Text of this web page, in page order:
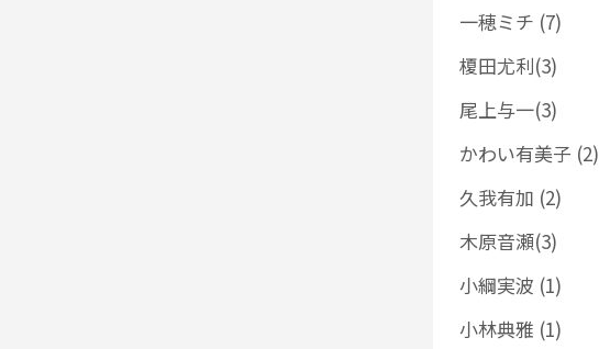
一穂ミチ (7)
榎田尤利(3)
尾上与一(3)
かわい有美子 (2)
久我有加 (2)
木原音瀬(3)
小綱実波 (1)
小林典雅 (1)